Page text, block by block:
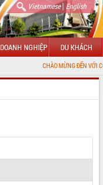
Vietnamese| English
DOANH NGHIỆP DU KHÁCH
CHÀO MỪNG ĐẾN VỚI CỔNG